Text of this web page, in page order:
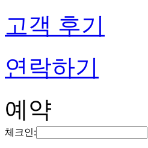
고객 후기
연락하기
예약
체크인: